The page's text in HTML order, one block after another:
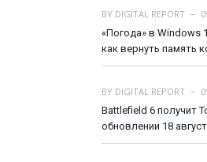
BY DIGITAL REPORT
«Погода» в Windows
как вернуть память
BY DIGITAL REPORT
Battlefield 6 получит
обновлении 18